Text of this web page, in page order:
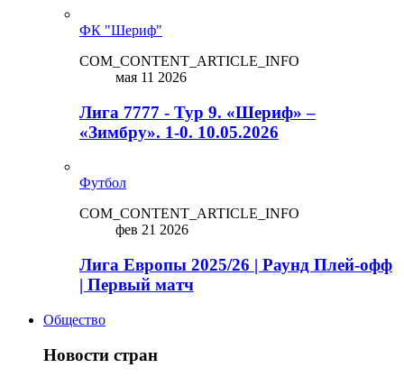
ФК "Шериф"
COM_CONTENT_ARTICLE_INFO
мая 11 2026
Лига 7777 - Тур 9. «Шериф» –
«Зимбру». 1-0. 10.05.2026
Футбол
COM_CONTENT_ARTICLE_INFO
фев 21 2026
Лига Европы 2025/26 | Раунд Плей-офф
| Первый матч
Общество
Новости стран